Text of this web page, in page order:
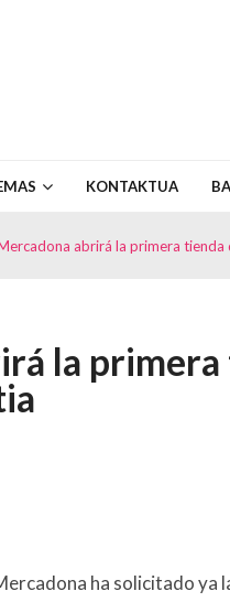
Batuz Auzo
KONTAKTUA
abrirá la primera tienda
la primera
ha solicitado ya